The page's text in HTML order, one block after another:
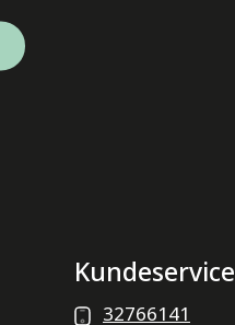
Kundeservice
32766141